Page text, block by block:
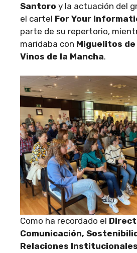
Santoro y la actuación del
el cartel For Your
parte de su repertorio,
maridaba con Miguelitos de
Vinos de la Mancha.
Como ha recordado el
Comunicación,
Relaciones